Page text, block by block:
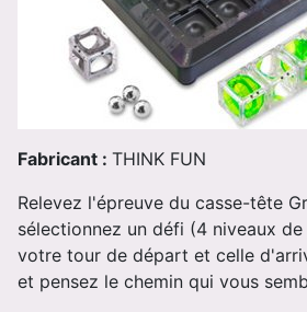
Fabricant : THINK FUN
Relevez l'épreuve du casse-tête
sélectionnez un défi (4 niveaux
votre tour de départ et celle
et pensez le chemin qui vous